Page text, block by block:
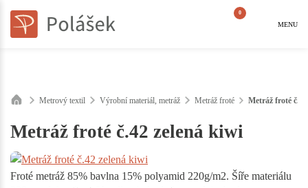
0
MENU
Metrový textil Výrobní materiál, metráž Metráž froté Metráž froté
Metráž froté č.42 zelená kiwi
Froté metráž 85% bavlna 15% polyamid 220g/m2. Šíře materiálu